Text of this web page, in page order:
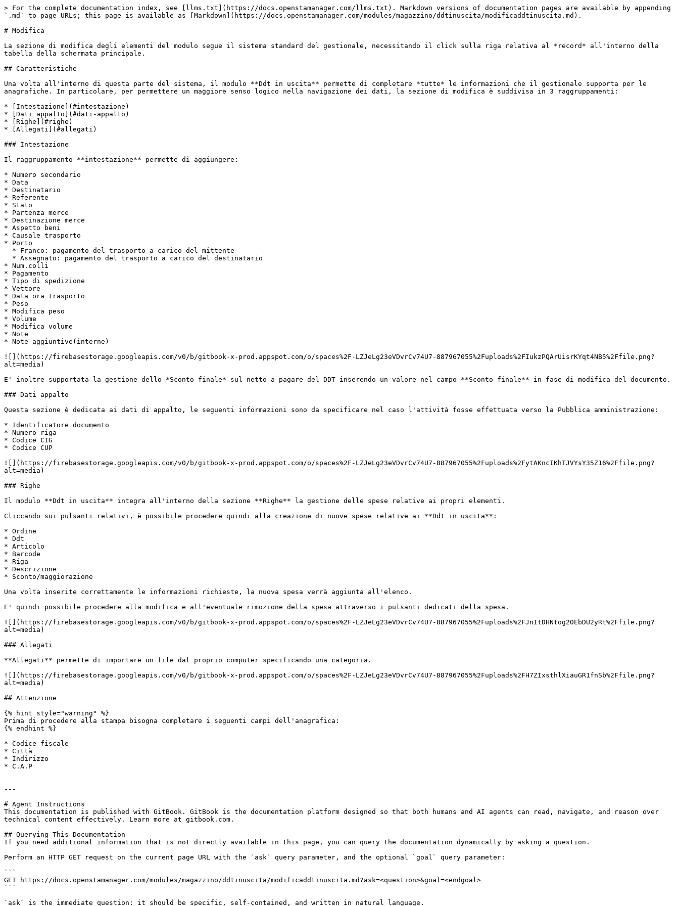
> For the complete documentation index, see [llms.txt](https://docs.openstamanager.com/llms.txt). Markdown versions of documentation pages are available by appending
`.md` to page URLs; this page is available as [Markdown](https://docs.openstamanager.com/modules/magazzino/ddtinuscita/modificaddtinuscita.md).
# Modifica
La sezione di modifica degli elementi del modulo segue il sistema standard del gestionale, necessitando il click sulla riga relativa al *record* all'interno della
tabella della schermata principale.
## Caratteristiche
Una volta all'interno di questa parte del sistema, il modulo **Ddt in uscita** permette di completare *tutte* le informazioni che il gestionale supporta per le
anagrafiche. In particolare, per permettere un maggiore senso logico nella navigazione dei dati, la sezione di modifica è suddivisa in 3 raggruppamenti:
* [Intestazione](#intestazione)
* [Dati appalto](#dati-appalto)
* [Righe](#righe)
* [Allegati](#allegati)
### Intestazione
Il raggruppamento **intestazione** permette di aggiungere:
* Numero secondario
* Data
* Destinatario
* Referente
* Stato
* Partenza merce
* Destinazione merce
* Aspetto beni
* Causale trasporto
* Porto
* Num.colli
* Pagamento
* Tipo di spedizione
* Vettore
* Data ora trasporto
* Peso
* Modifica peso
* Volume
* Modifica volume
* Note
* Note aggiuntive(interne)
![](https://firebasestorage.googleapis.com/v0/b/gitbook-x-prod.appspot.com/o/spaces%2F-LZJeLg23eVDvrCv74U7-887967055%2Fuploads%2FIukzPQArUisrKYqt4NB5%2Ffile.png?
alt=media)
E' inoltre supportata la gestione dello *Sconto finale* sul netto a pagare del DDT inserendo un valore nel campo **Sconto finale** in fase di modifica del documento.
### Dati appalto
Questa sezione è dedicata ai dati di appalto, le seguenti informazioni sono da specificare nel caso l'attività fosse effettuata verso la Pubblica amministrazione:
* Identificatore documento
* Numero riga
* Codice CIG
* Codice CUP
![](https://firebasestorage.googleapis.com/v0/b/gitbook-x-prod.appspot.com/o/spaces%2F-LZJeLg23eVDvrCv74U7-887967055%2Fuploads%2FytAKncIKhTJVYsY35Z16%2Ffile.png?
alt=media)
### Righe
Il modulo **Ddt in uscita** integra all'interno della sezione **Righe** la gestione delle spese relative ai propri elementi.
Cliccando sui pulsanti relativi, è possibile procedere quindi alla creazione di nuove spese relative ai **Ddt in uscita**:
* Ordine
* Ddt
* Articolo
* Barcode
* Riga
* Descrizione
* Sconto/maggiorazione
Una volta inserite correttamente le informazioni richieste, la nuova spesa verrà aggiunta all'elenco.
E' quindi possibile procedere alla modifica e all'eventuale rimozione della spesa attraverso i pulsanti dedicati della spesa.
![](https://firebasestorage.googleapis.com/v0/b/gitbook-x-prod.appspot.com/o/spaces%2F-LZJeLg23eVDvrCv74U7-887967055%2Fuploads%2FJnItDHNtog20EbDU2yRt%2Ffile.png?
alt=media)
### Allegati
**Allegati** permette di importare un file dal proprio computer specificando una categoria.
![](https://firebasestorage.googleapis.com/v0/b/gitbook-x-prod.appspot.com/o/spaces%2F-LZJeLg23eVDvrCv74U7-887967055%2Fuploads%2FH7ZIxsthlXiauGR1fnSb%2Ffile.png?
alt=media)
## Attenzione
{% hint style="warning" %}
Prima di procedere alla stampa bisogna completare i seguenti campi dell'anagrafica:
{% endhint %}
* Codice fiscale
* Città
* Indirizzo
* C.A.P
---
# Agent Instructions
This documentation is published with GitBook. GitBook is the documentation platform designed so that both humans and AI agents can read, navigate, and reason over
technical content effectively. Learn more at gitbook.com.
## Querying This Documentation
If you need additional information that is not directly available in this page, you can query the documentation dynamically by asking a question.
Perform an HTTP GET request on the current page URL with the `ask` query parameter, and the optional `goal` query parameter:
```
GET https://docs.openstamanager.com/modules/magazzino/ddtinuscita/modificaddtinuscita.md?ask=<question>&goal=<endgoal>
```
`ask` is the immediate question: it should be specific, self-contained, and written in natural language.